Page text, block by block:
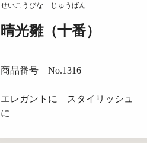
せいこうびな じゅうばん
晴光雛（十番）
商品番号 No.1316
エレガントに スタイリッシュ
に